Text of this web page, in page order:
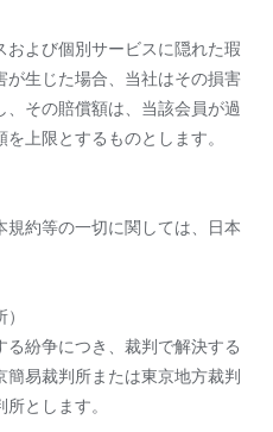
および個別サービスに隠れた瑕
生じた場合、当社はその損害
その賠償額は、当該会員が過
上限とするものとします。
約等の一切に関しては、日本
紛争につき、裁判で解決する
易裁判所または東京地方裁判
とします。